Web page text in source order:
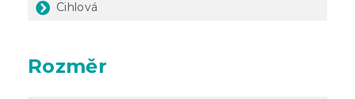
Cihlová
Rozměr